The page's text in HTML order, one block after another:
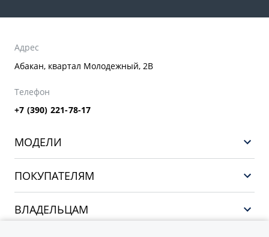
Адрес
Абакан, квартал Молодежный, 2В
Телефон
+7 (390) 221-78-17
МОДЕЛИ
EX5
ПОКУПАТЕЛЯМ
Финансы и услуги
ВЛАДЕЛЬЦАМ